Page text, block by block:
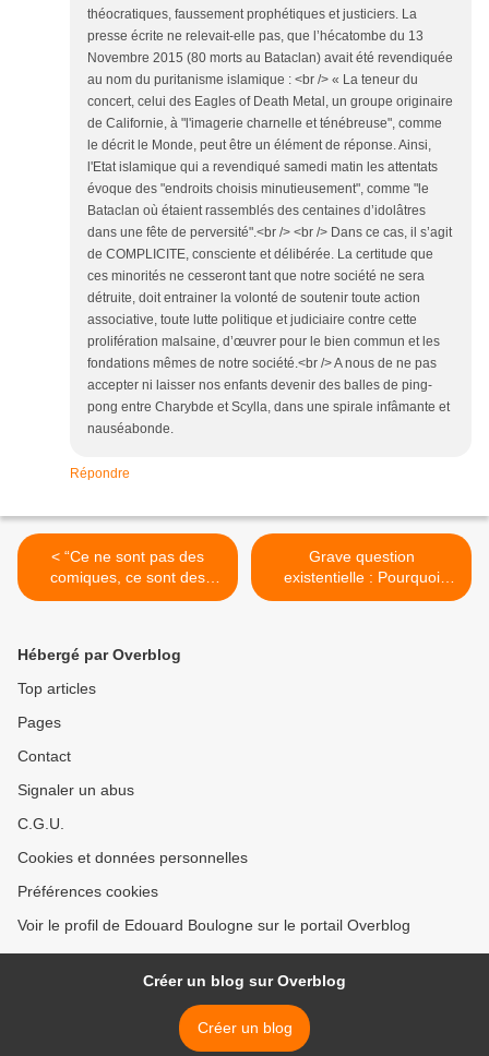
théocratiques, faussement prophétiques et justiciers. La
presse écrite ne relevait-elle pas, que l’hécatombe du 13
Novembre 2015 (80 morts au Bataclan) avait été revendiquée
au nom du puritanisme islamique : <br /> « La teneur du
concert, celui des Eagles of Death Metal, un groupe originaire
de Californie, à "l'imagerie charnelle et ténébreuse", comme
le décrit le Monde, peut être un élément de réponse. Ainsi,
l'Etat islamique qui a revendiqué samedi matin les attentats
évoque des "endroits choisis minutieusement", comme "le
Bataclan où étaient rassemblés des centaines d’idolâtres
dans une fête de perversité".<br /> <br /> Dans ce cas, il s’agit
de COMPLICITE, consciente et délibérée. La certitude que
ces minorités ne cesseront tant que notre société ne sera
détruite, doit entrainer la volonté de soutenir toute action
associative, toute lutte politique et judiciaire contre cette
prolifération malsaine, d’œuvrer pour le bien commun et les
fondations mêmes de notre société.<br /> A nous de ne pas
accepter ni laisser nos enfants devenir des balles de ping-
pong entre Charybde et Scylla, dans une spirale infâmante et
nauséabonde.
Répondre
< “Ce ne sont pas des
comiques, ce sont des
commissaires politiques” :
Inter .
Grave question
existentielle : Pourquoi
pète-t-on ? >
Hébergé par Overblog
Top articles
Pages
Contact
Signaler un abus
C.G.U.
Cookies et données personnelles
Préférences cookies
Voir le profil de Edouard Boulogne sur le portail Overblog
Créer un blog sur Overblog
Créer un blog